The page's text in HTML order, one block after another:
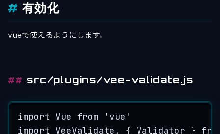
有効化
vueで使えるようにします。
src/plugins/vee-validate.js
import Vue from ' vue '
import VeeValidate, { Validator }